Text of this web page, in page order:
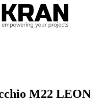
M22 LEON